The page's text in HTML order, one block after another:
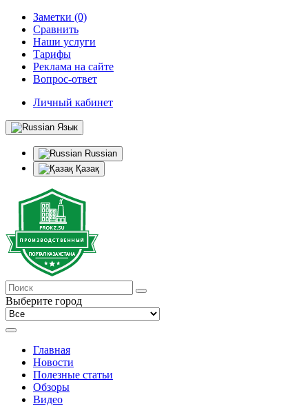
Заметки (0)
Сравнить
Наши услуги
Тарифы
Реклама на сайте
Вопрос-ответ
Личный кабинет
Язык
Russian
Қазақ
Выберите город
Главная
Новости
Полезные статьи
Обзоры
Видео